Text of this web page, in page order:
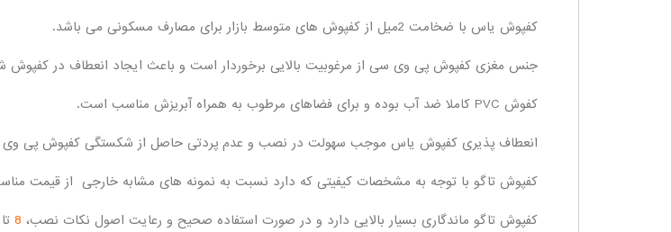
کفپوش یاس با ضخامت 2میل از کفپوش های متوسط بازار برای مصارف مسکونی می باشد.
جنس مغزی کفپوش پی وی سی از مرغوبیت بالایی برخوردار است و باعث ایجاد انعطاف در
کفوش PVC کاملا ضد آب بوده و برای فضاهای مرطوب به همراه آبریزش مناسب است.
انعطاف پذیری کفپوش یاس موجب سهولت در نصب و عدم پردتی حاصل از شکستگی کفپوش
کفپوش تاگو با توجه به مشخصات کیفیتی که دارد نسبت به نمونه های مشابه خارجی از قیمت
کفپوش تاگو ماندگاری بسیار بالایی دارد و در صورت استفاده صحیح و رعایت اصول نکات نصب، 8 تا